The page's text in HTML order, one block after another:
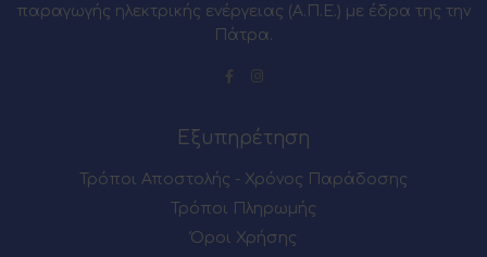
παραγωγής ηλεκτρικής ενέργειας (Α.Π.Ε.) με έδρα της την
Πάτρα.
Εξυπηρέτηση
Τρόποι Αποστολής - Χρόνος Παράδοσης
Τρόποι Πληρωμής
Όροι Χρήσης